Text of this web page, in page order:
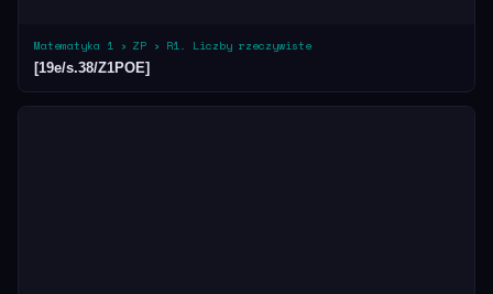
Matematyka 1 › ZP › R1. Liczby rzeczywiste
[19e/s.38/Z1POE]